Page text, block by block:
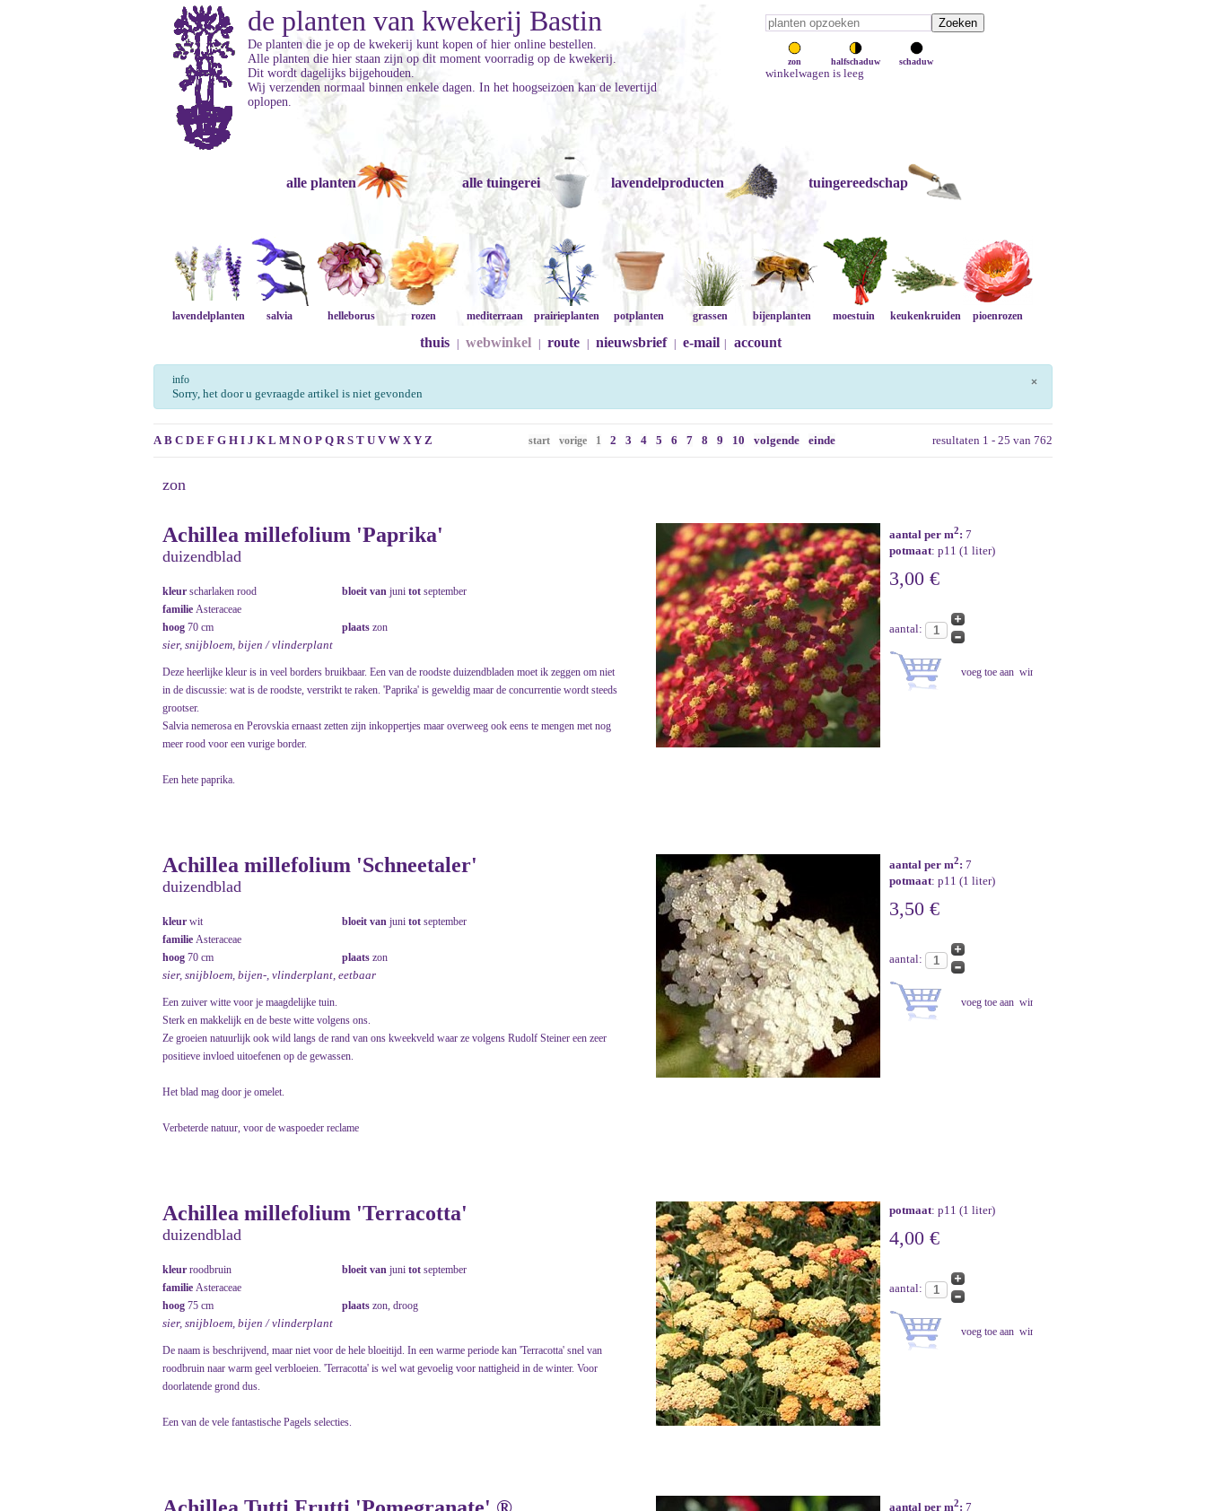
zon halfschaduw schaduw
winkelwagen is leeg
de planten van kwekerij Bastin
De planten die je op de kwekerij kunt kopen of hier online bestellen.
Alle planten die hier staan zijn op dit moment voorradig op de kwekerij.
Dit wordt dagelijks bijgehouden.
Wij verzenden normaal binnen enkele dagen. In het hoogseizoen kan de levertijd
oplopen.
alle planten alle tuingerei lavendelproducten tuingereedschap
lavendelplanten salvia helleborus rozen mediterraan prairieplanten potplanten grassen bijenplanten moestuin keukenkruiden pioenrozen
thuis webwinkel route nieuwsbrief e-mail account
×
info
Sorry, het door u gevraagde artikel is niet gevonden
A B C D E F G H I J K L M N O P Q R S T U V W X Y Z resultaten 1 - 25 van 762
start vorige 1 2 3 4 5 6 7 8 9 10 volgende einde
zon
Achillea millefolium 'Paprika'
duizendblad
kleur scharlaken rood bloeit van juni tot september
familie Asteraceae
hoog 70 cm plaats zon
sier, snijbloem, bijen / vlinderplant
Deze heerlijke kleur is in veel borders bruikbaar. Een van de roodste duizendbladen moet ik zeggen om niet
in de discussie: wat is de roodste, verstrikt te raken. 'Paprika' is geweldig maar de concurrentie wordt steeds
grootser.
Salvia nemerosa en Perovskia ernaast zetten zijn inkoppertjes maar overweeg ook eens te mengen met nog
meer rood voor een vurige border.
Een hete paprika.
aantal per m2: 7
potmaat: p11 (1 liter)
3,00 €
aantal:
Achillea millefolium 'Schneetaler'
duizendblad
kleur wit bloeit van juni tot september
familie Asteraceae
hoog 70 cm plaats zon
sier, snijbloem, bijen-, vlinderplant, eetbaar
Een zuiver witte voor je maagdelijke tuin.
Sterk en makkelijk en de beste witte volgens ons.
Ze groeien natuurlijk ook wild langs de rand van ons kweekveld waar ze volgens Rudolf Steiner een zeer
positieve invloed uitoefenen op de gewassen.
Het blad mag door je omelet.
Verbeterde natuur, voor de waspoeder reclame
aantal per m2: 7
potmaat: p11 (1 liter)
3,50 €
aantal:
Achillea millefolium 'Terracotta'
duizendblad
kleur roodbruin bloeit van juni tot september
familie Asteraceae
hoog 75 cm plaats zon, droog
sier, snijbloem, bijen / vlinderplant
De naam is beschrijvend, maar niet voor de hele bloeitijd. In een warme periode kan 'Terracotta' snel van
roodbruin naar warm geel verbloeien. 'Terracotta' is wel wat gevoelig voor nattigheid in de winter. Voor
doorlatende grond dus.
Een van de vele fantastische Pagels selecties.
potmaat: p11 (1 liter)
4,00 €
aantal:
aantal per m2: 7